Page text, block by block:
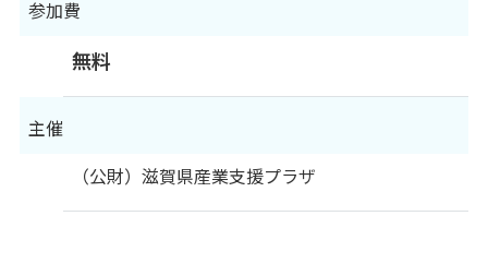
参加費
無料
主催
（公財）滋賀県産業支援プラザ